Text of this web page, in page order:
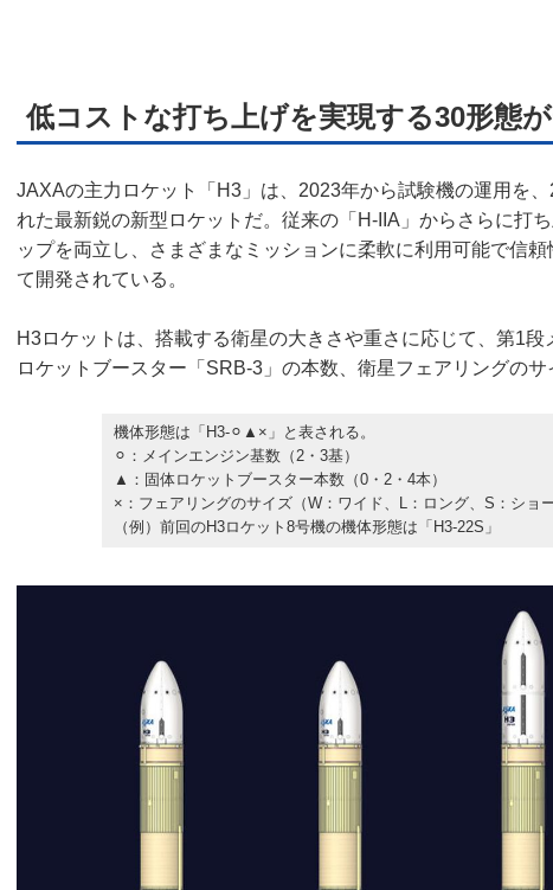
低コストな打ち上げを実現する30形態
JAXAの主力ロケット「H3」は、2023年から試験機の運用を
れた最新鋭の新型ロケットだ。従来の「H-IIA」からさらに打
ップを両立し、さまざまなミッションに柔軟に利用可能で信
て開発されている。
H3ロケットは、搭載する衛星の大きさや重さに応じて、第1
ロケットブースター「SRB-3」の本数、衛星フェアリングのサ
機体形態は「H3-⚪︎▲×」と表される。
⚪︎：メインエンジン基数（2・3基）
▲：固体ロケットブースター本数（0・2・4本）
×：フェアリングのサイズ（W：ワイド、L：ロング、S：ショー
（例）前回のH3ロケット8号機の機体形態は「H3-22S」